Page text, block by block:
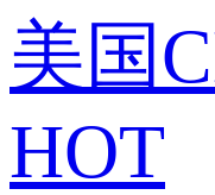
美国
HOT